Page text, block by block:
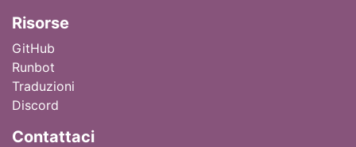
Risorse
GitHub
Runbot
Traduzioni
Discord
Contattaci